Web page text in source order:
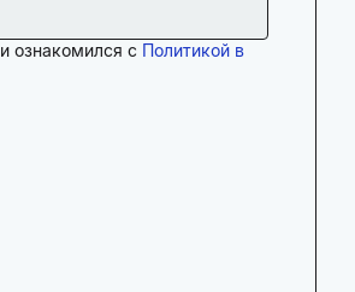
и ознакомился с Политикой в